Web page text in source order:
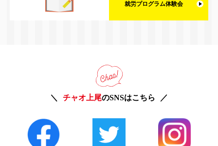
就労プログラム体験会
チャオ上尾のSNSはこちら